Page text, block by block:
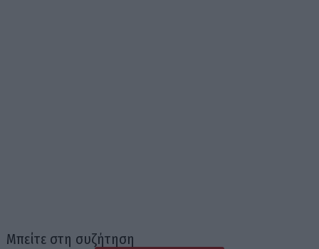
Μπείτε στη συζήτηση